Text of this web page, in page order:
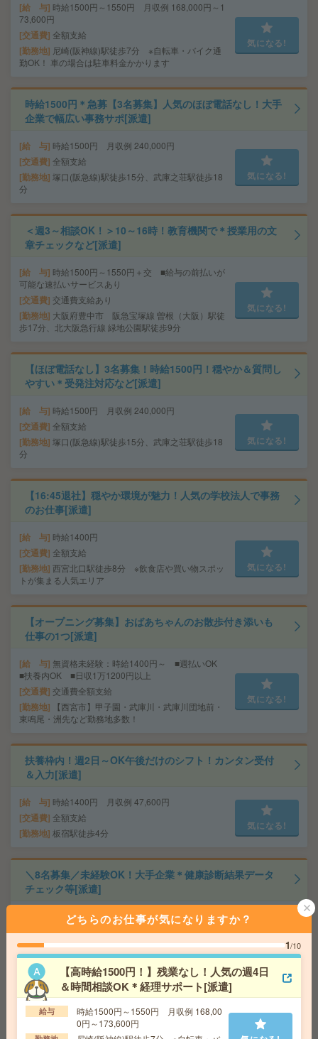
給 与 時給1500円～1550円 月収例 168,000円～1
73,600円
交通費 全額支給
勤務地 尼崎(阪神線)駅徒歩7分 ※自転車・バイク通
勤OK！ 車の場合は駐車料金かかります
気になる!
時給1500円＊急募【3名募集】人気のほぼ電話なし！大手
企業で幅広い事務サポ[派遣]
給 与 時給1500円 月収例 240,000円
交通費 全額支給
勤務地 塚口(阪急線)駅徒歩15分、武庫之荘駅徒歩18
分
気になる!
＜週3～相談OK！＞10～16時！教育機関で＊授業用の文
章チェックなど[派遣]
給 与 時給1500円～1550円＋交 ■給与の前払いが
可能な速払いサービスあり
交通費 交通費支給あり
勤務地 大阪府豊中市 阪急宝塚線 曽根（大阪）駅徒
歩17分、北大阪急行線 緑地公園駅徒歩9分
気になる!
【ほぼ電話なし】3名募集！時給1500円！穏やか＆質問し
やすい＊受発注対応など[派遣]
給 与 時給1500円 月収例 240,000円
交通費 全額支給
勤務地 塚口(阪急線)駅徒歩15分、武庫之荘駅徒歩18
分
気になる!
【16:45退社】穏やか環境が魅力！人気の学校法人で事務
のお仕事[派遣]
給 与 時給1400円
交通費 全額支給
勤務地 西宮北口駅徒歩8分 ※飲食店や買い物スポッ
トが集まる人気エリア
気になる!
【オープニング募集】おばあちゃんのお散歩付き添いも
仕事の1つ[派遣]
給 与 無資格未経験：時給1400円～ ■週払いOK
■扶養内OK ■日収1万1200円以上
交通費 交通費全額支給
勤務地
【西宮市】甲子園・武庫川・武庫川団地前・
東鳴尾・洲先など勤務地多数！
気になる!
扶養枠内！週2日～OK午後だけのシフト！カンタン受付
＆入力[派遣]
給 与 時給1400円 月収例 47,600円
交通費 全額支給
勤務地 板宿駅徒歩4分
気になる!
＼8名募集／未経験OK！大手企業＊健康診断結果データ
チェック等[派遣]
時給1600円＋交 【月収例】316,000円～ ■
給与の前払いが可能な速払いサービスあり
交通費 交通費支給あり
勤務地 大阪府大阪市中央区 大阪メトロ御堂筋線 心
斎橋駅徒歩7分、大阪メトロ御堂筋線 本町駅徒歩7分
気になる!
【高時給1730円】未経験OK＊残業なし！データ入力やチ
ャット返信対応など[派遣]
どちらのお仕事が気になりますか？
1/10
【高時給1500円！】残業なし！人気の週4日
＆時間相談OK＊経理サポート[派遣]
給与
時給1500円～1550円 月収例 168,00
0円～173,600円